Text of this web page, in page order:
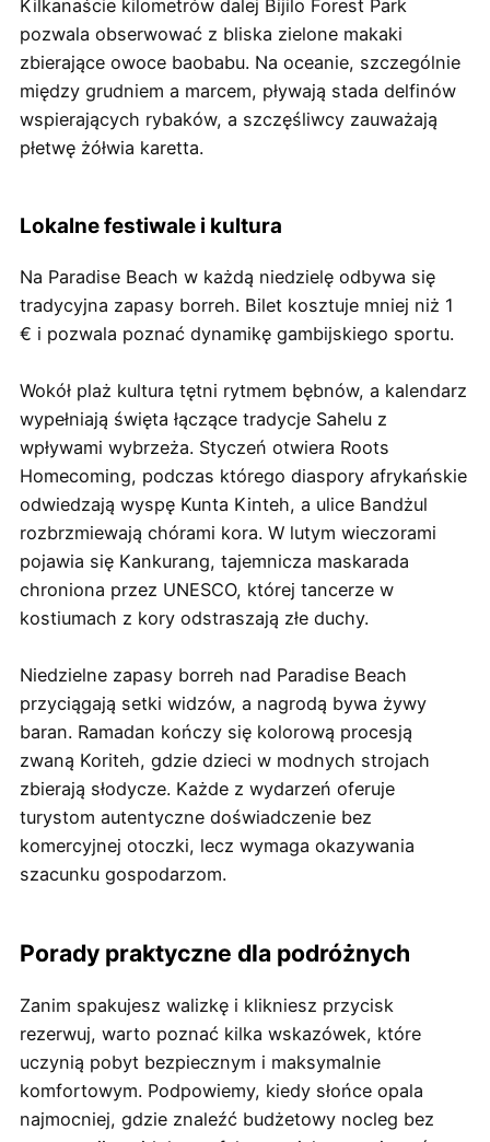
Kilkanaście kilometrów dalej Bijilo Forest Park
pozwala obserwować z bliska zielone makaki
zbierające owoce baobabu. Na oceanie, szczególnie
między grudniem a marcem, pływają stada delfinów
wspierających rybaków, a szczęśliwcy zauważają
płetwę żółwia karetta.
Lokalne festiwale i kultura
Na Paradise Beach w każdą niedzielę odbywa się
tradycyjna zapasy borreh. Bilet kosztuje mniej niż 1
€ i pozwala poznać dynamikę gambijskiego sportu.
Wokół plaż kultura tętni rytmem bębnów, a kalendarz
wypełniają święta łączące tradycje Sahelu z
wpływami wybrzeża. Styczeń otwiera Roots
Homecoming, podczas którego diaspory afrykańskie
odwiedzają wyspę Kunta Kinteh, a ulice Bandżul
rozbrzmiewają chórami kora. W lutym wieczorami
pojawia się Kankurang, tajemnicza maskarada
chroniona przez UNESCO, której tancerze w
kostiumach z kory odstraszają złe duchy.
Niedzielne zapasy borreh nad Paradise Beach
przyciągają setki widzów, a nagrodą bywa żywy
baran. Ramadan kończy się kolorową procesją
zwaną Koriteh, gdzie dzieci w modnych strojach
zbierają słodycze. Każde z wydarzeń oferuje
turystom autentyczne doświadczenie bez
komercyjnej otoczki, lecz wymaga okazywania
szacunku gospodarzom.
Porady praktyczne dla podróżnych
Zanim spakujesz walizkę i klikniesz przycisk
rezerwuj, warto poznać kilka wskazówek, które
uczynią pobyt bezpiecznym i maksymalnie
komfortowym. Podpowiemy, kiedy słońce opala
najmocniej, gdzie znaleźć budżetowy nocleg bez